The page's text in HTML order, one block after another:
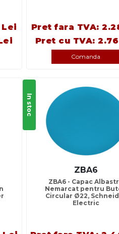
Lei
Pret fara TVA:
Pret cu TVA:
Comanda
In stoc
ZBA6
ZBA6 - Capac
Nemarcat pentru
Circular Ø22,
Electric